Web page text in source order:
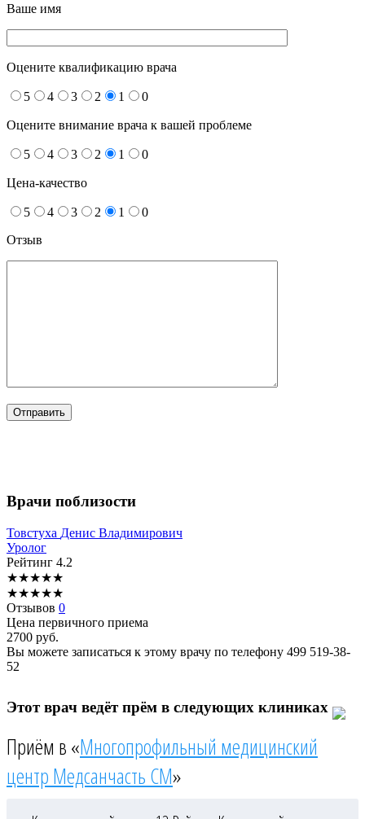
Ваше имя
Оцените квалификацию врача
5 4 3 2 1 0
Оцените внимание врача к вашей проблеме
5 4 3 2 1 0
Цена-качество
5 4 3 2 1
0
Отзыв
Врачи поблизости
Товстуха Денис Владимирович
Уролог
Рейтинг 4.2
★★★★★
★★★★★
Отзывов 0
Цена первичного приема
2700 руб.
Вы можете записаться к этому врачу по телефону 499 519-38-
52
Этот врач ведёт прём в следующих клиниках
Приём в «Многопрофильный медицинский
центр Медсанчасть СМ»